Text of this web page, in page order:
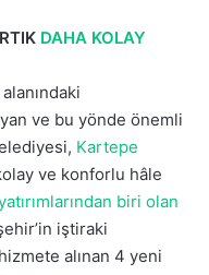
DAHA KOLAY
ve bu yönde önemli
Kartepe
ve konforlu hâle
biri olan
iştiraki
alınan 4 yeni